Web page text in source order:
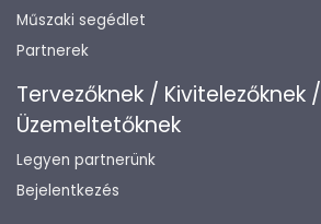
Műszaki segédlet
Partnerek
Tervezőknek / Kivitelezőknek /
Üzemeltetőknek
Legyen partnerünk
Bejelentkezés